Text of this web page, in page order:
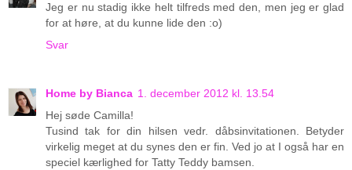
Jeg er nu stadig ikke helt tilfreds med den, men jeg er glad
for at høre, at du kunne lide den :o)
Svar
Home by Bianca 1. december 2012 kl. 13.54
Hej søde Camilla!
Tusind tak for din hilsen vedr. dåbsinvitationen. Betyder
virkelig meget at du synes den er fin. Ved jo at I også har en
speciel kærlighed for Tatty Teddy bamsen.